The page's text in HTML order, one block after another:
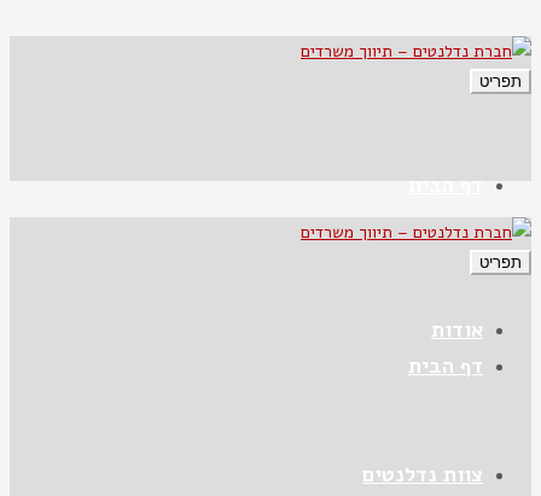
תפריט
דף הבית
אודות
צוות נדלנטים
תפריט
דף הבית